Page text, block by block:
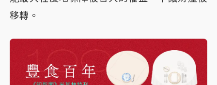
移轉。